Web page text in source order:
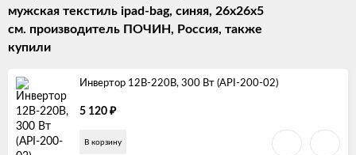
мужская текстиль ipad-bag, синяя, 26х26х5
см. производитель ПОЧИН, Россия, также
купили
Инвертор 12В-220В, 300 Вт (API-200-02)
5 120 ₽
В корзину